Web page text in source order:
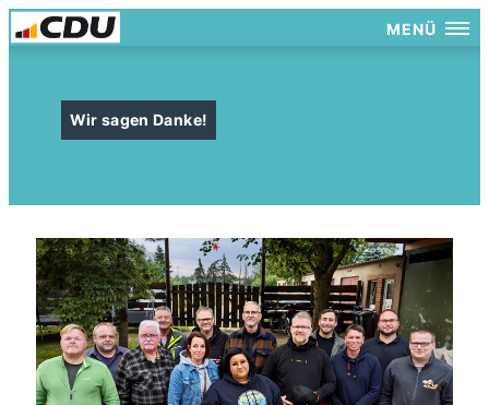
MENÜ
Wir sagen Danke!